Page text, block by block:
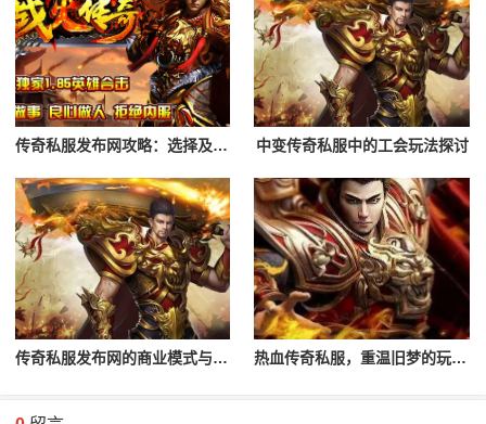
传奇私服发布网攻略：选择及登录流程解析 中变传奇私服中的工会玩法探讨
传奇私服发布网的商业模式与未来发展 热血传奇私服，重温旧梦的玩家首选